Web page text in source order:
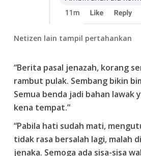
Netizen lain tampil pertahankan
“Berita pasal jenazah, korang
rambut pulak. Sembang bikin
Semua benda jadi bahan lawak
kena tempat.”
“Pabila hati sudah mati,
tidak rasa bersalah lagi, malah
jenaka. Semoga ada sisa-sisa